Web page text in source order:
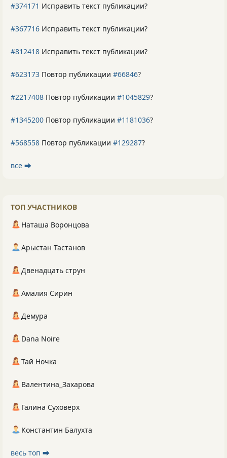
#374171 Исправить текст публикации?
#367716 Исправить текст публикации?
#812418 Исправить текст публикации?
#623173 Повтор публикации #66846?
#2217408 Повтор публикации #1045829?
#1345200 Повтор публикации #1181036?
#568558 Повтор публикации #129287?
все ⮕
ТОП УЧАСТНИКОВ
Наташа Воронцова
Арыстан Тастанов
Двенадцать струн
Амалия Сирин
Демура
Dana Noire
Тай Ночка
Валентина_Захарова
Галина Суховерх
Константин Балухта
весь топ ⮕